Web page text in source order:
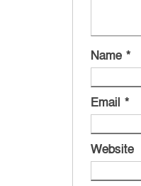
Name *
Email *
Website